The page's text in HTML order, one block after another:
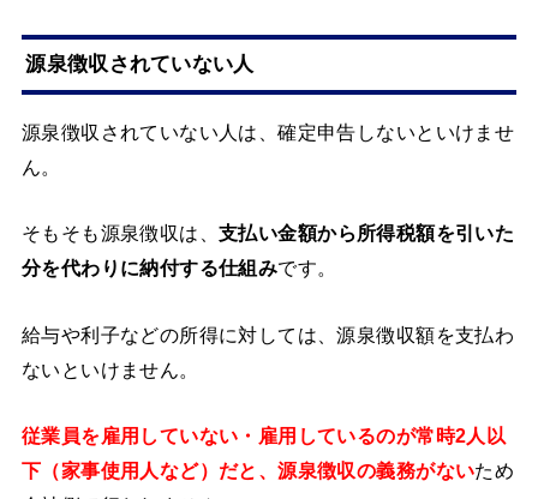
源泉徴収されていない人
源泉徴収されていない人は、確定申告しないといけませ
ん。
そもそも源泉徴収は、支払い金額から所得税額を引いた
分を代わりに納付する仕組みです。
給与や利子などの所得に対しては、源泉徴収額を支払わ
ないといけません。
従業員を雇用していない・雇用しているのが常時2人以
下（家事使用人など）だと、源泉徴収の義務がないため